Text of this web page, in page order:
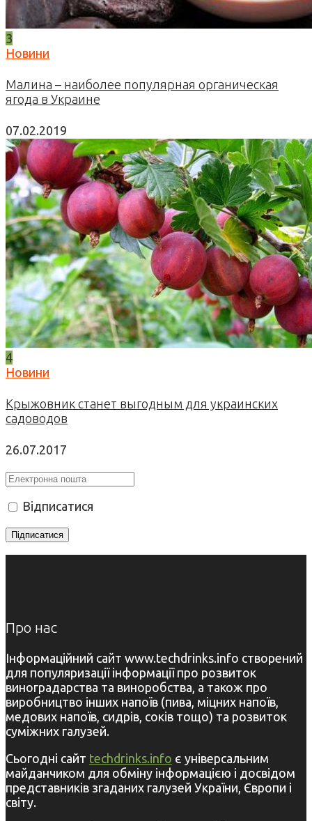
3
Новини
Малина – наиболее популярная органическая
ягода в Украине
07.02.2019
4
Новини
Крыжовник станет выгодным для украинских
садоводов
26.07.2017
Відписатися
Про нас
Інформаційний сайт www.techdrinks.info створений
для популяризації інформації про розвиток
виноградарства та виноробства, а також про
виробництво інших напоїв (пива, міцних напоїв,
медових напоїв, сидрів, соків тощо) та розвиток
суміжних галузей.
Сьогодні сайт techdrinks.info є універсальним
майданчиком для обміну інформацією і досвідом
представників згаданих галузей України, Європи і
світу.